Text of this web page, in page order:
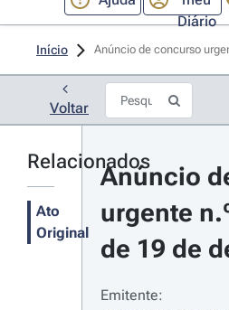
Diário
Início Anúncio de concurso
Voltar
Relacionados
Ato
Original
Anúncio
urgente
de 19 de
Emitente: